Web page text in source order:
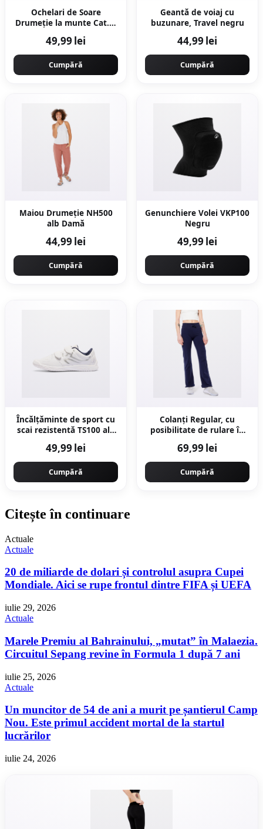
Ochelari de Soare
Drumeție la munte Cat. 3
10 ani
49,99 lei
Cumpără
Geantă de voiaj cu
buzunare, Travel negru
44,99 lei
Cumpără
Maiou Drumeție NH500
alb Damă
44,99 lei
Cumpără
Genunchiere Volei VKP100
Negru
49,99 lei
Cumpără
Încălțăminte de sport cu
scai rezistentă TS100 alb
49,99 lei
Cumpără
Colanţi Regular, cu
posibilitate de rulare în
Damă
69,99 lei
Cumpără
Citește în continuare
Actuale
Actuale
20 de miliarde de dolari și controlul asupra Cupei
Mondiale. Aici se rupe frontul dintre FIFA și UEFA
iulie 29, 2026
Actuale
Marele Premiu al Bahrainului, „mutat” în Malaezia.
Circuitul Sepang revine în Formula 1 după 7 ani
iulie 25, 2026
Actuale
Un muncitor de 54 de ani a murit pe șantierul Camp
Nou. Este primul accident mortal de la startul
lucrărilor
iulie 24, 2026